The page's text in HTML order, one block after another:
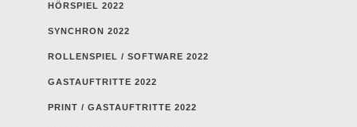
HÖRSPIEL 2022
SYNCHRON 2022
ROLLENSPIEL / SOFTWARE 2022
GASTAUFTRITTE 2022
PRINT / GASTAUFTRITTE 2022